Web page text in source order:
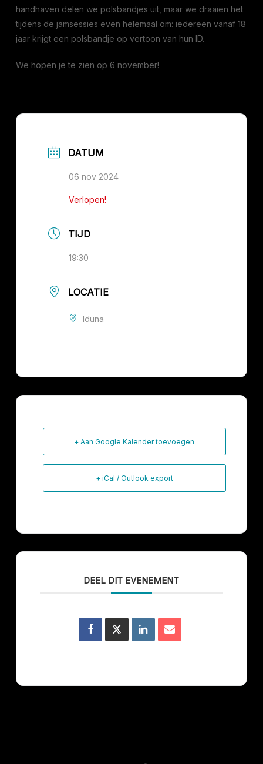
handhaven delen we polsbandjes uit, maar we draaien het
tijdens de jamsessies even helemaal om: iedereen vanaf 18
jaar krijgt een polsbandje op vertoon van hun ID.
We hopen je te zien op 6 november!
DATUM
06 nov 2024
Verlopen!
TIJD
19:30
LOCATIE
Iduna
+ Aan Google Kalender toevoegen
+ iCal / Outlook export
DEEL DIT EVENEMENT